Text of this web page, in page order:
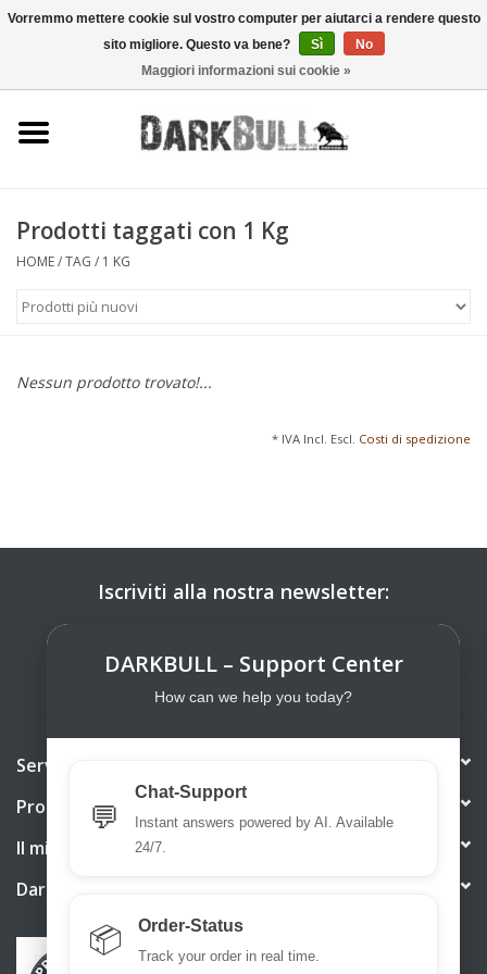
0 Articoli - €0,00
tiro
all'aperto
Prodotti taggati con 1 Kg
HOME/TAG / 1 KG
Nessun prodotto trovato!...
* IVA Incl. Escl. Costi di spedizione
Iscriviti alla nostra newsletter:
Servizio di assistenza
Prodotti
Il mio account
DarkBull TrendStore
Vorremmo mettere cookie sul vostro computer per aiutarci a rendere questo
sito migliore. Questo va bene?
Sì
No
Maggiori informazioni sui cookie »
DARKBULL – Support Center
How can we help you today?
💬
Chat-Support
Instant answers powered by AI. Available
24/7.
📦 Order-Status
Track your order in real time.